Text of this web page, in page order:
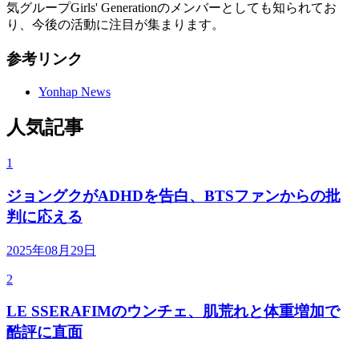
気グループGirls' Generationのメンバーとしても知られてお
り、今後の活動に注目が集まります。
参考リンク
Yonhap News
人気記事
1
ジョングクがADHDを告白、BTSファンからの批
判に応える
2025年08月29日
2
LE SSERAFIMのウンチェ、肌荒れと体重増加で
酷評に直面